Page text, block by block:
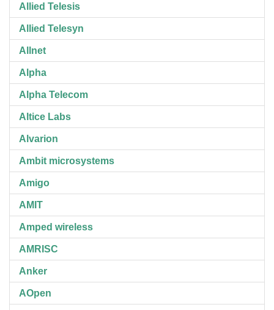
Allied Telesis
Allied Telesyn
Allnet
Alpha
Alpha Telecom
Altice Labs
Alvarion
Ambit microsystems
Amigo
AMIT
Amped wireless
AMRISC
Anker
AOpen